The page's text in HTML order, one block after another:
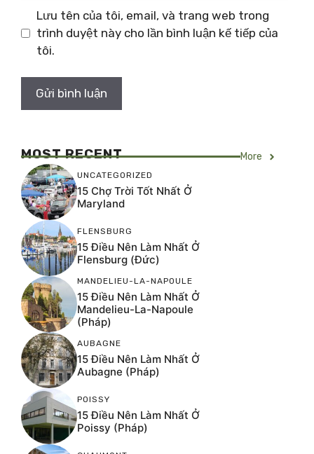
Lưu tên của tôi, email, và trang web trong
trình duyệt này cho lần bình luận kế tiếp của
tôi.
MOST RECENT More
UNCATEGORIZED
15 Chợ Trời Tốt Nhất Ở
Maryland
FLENSBURG
15 Điều Nên Làm Nhất Ở
Flensburg (Đức)
MANDELIEU-LA-NAPOULE
15 Điều Nên Làm Nhất Ở
Mandelieu-La-Napoule
(Pháp)
AUBAGNE
15 Điều Nên Làm Nhất Ở
Aubagne (Pháp)
POISSY
15 Điều Nên Làm Nhất Ở
Poissy (Pháp)